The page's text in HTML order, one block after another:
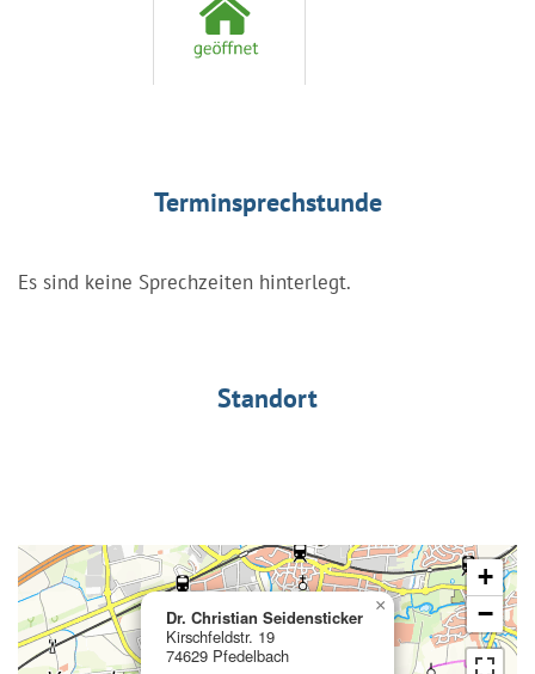
Terminsprechstunde
Es sind keine Sprechzeiten hinterlegt.
Standort
Dr. Christian Seidensticker
Kirschfeldstr. 19
74629 Pfedelbach
×
+
−